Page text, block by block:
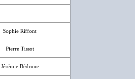
Sophie Riffont
Pierre Tissot
Jérémie Bédrune